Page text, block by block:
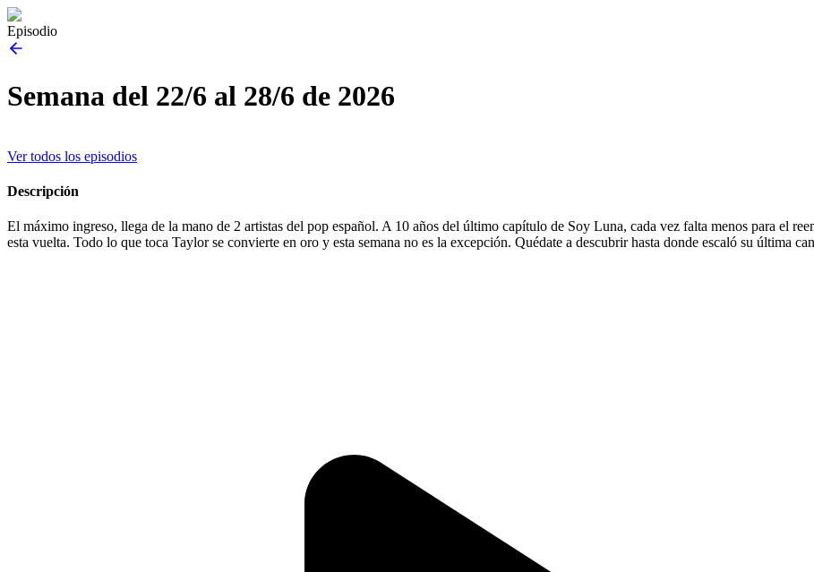
Episodio
Semana del 22/6 al 28/6 de 2026
Ver todos los episodios
Descripción
El máximo ingreso, llega de la mano de 2 artistas del pop español. A 10 años del último capítulo de Soy Luna, cada vez falta menos para el
esta vuelta. Todo lo que toca Taylor se convierte en oro y esta semana no es la excepción. Quédate a descubrir hasta donde escaló su última